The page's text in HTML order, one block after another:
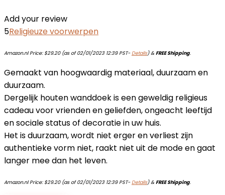
Add your review
5Religieuze voorwerpen
Amazon.nl Price: $29.20(as of 02/01/2023 12:39 PST-Details)&FREE Shipping.
Gemaakt van hoogwaardig materiaal, duurzaam en
duurzaam.
Dergelijk houten wanddoek is een geweldig religieus
cadeau voor vrienden en geliefden, ongeacht leeftijd
en sociale status of decoratie in uw huis.
Het is duurzaam, wordt niet erger en verliest zijn
authentieke vorm niet, raakt niet uit de mode en gaat
langer mee dan het leven.
Amazon.nl Price: $29.20(as of 02/01/2023 12:39 PST-Details)&FREE Shipping.